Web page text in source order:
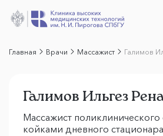
Главная Врачи Массажист Галимов
Галимов Ильгез
Массажист
койками дневного стационара